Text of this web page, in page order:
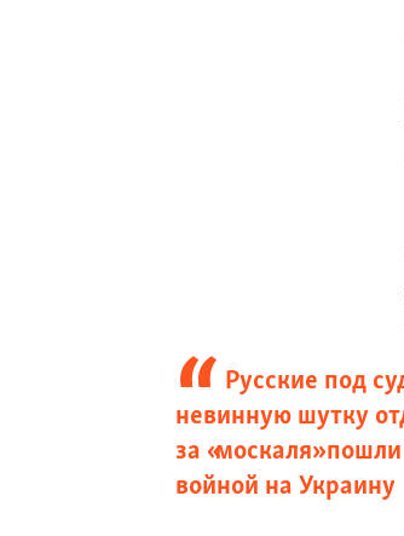
Русские под
невинную шутку
за «москаля» пошли
войной на Украину